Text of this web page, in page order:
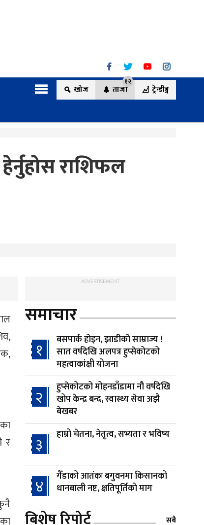
खोज ताजा
१२
ट्रेन्डीङ्ग
राशिफल
र
ADVERTISEMENT
समाचार
१
बसपार्क होइन, झाडीको साम्राज्य !
सात वर्षदेखि अलपत्र हुप्सेकोटको
महत्वाकांक्षी योजना
२
हुप्सेकोटको मोहनडाँडामा नौ वर्षदेखि
खोप केन्द्र बन्द, स्वास्थ्य सेवा अझै
बेखबर
३ हाम्रो चेतना, नेतृत्व, सभ्यता र भविष्य
४
गैँडाको आतंकः बगुवनमा किसानको
धानबाली नष्ट, क्षतिपूर्तिको माग
स्थापनाको एक दशकपछि विनयी
बिशेष रिपोर्ट सबै